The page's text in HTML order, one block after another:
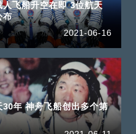
人飞船升空在即 3位航天
布
2021-06-16
30年 神舟飞船创出多个第